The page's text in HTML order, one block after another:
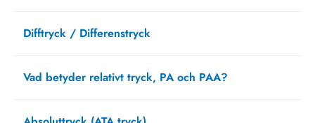
Difftryck / Differenstryck
Vad betyder relativt tryck, PA och PAA?